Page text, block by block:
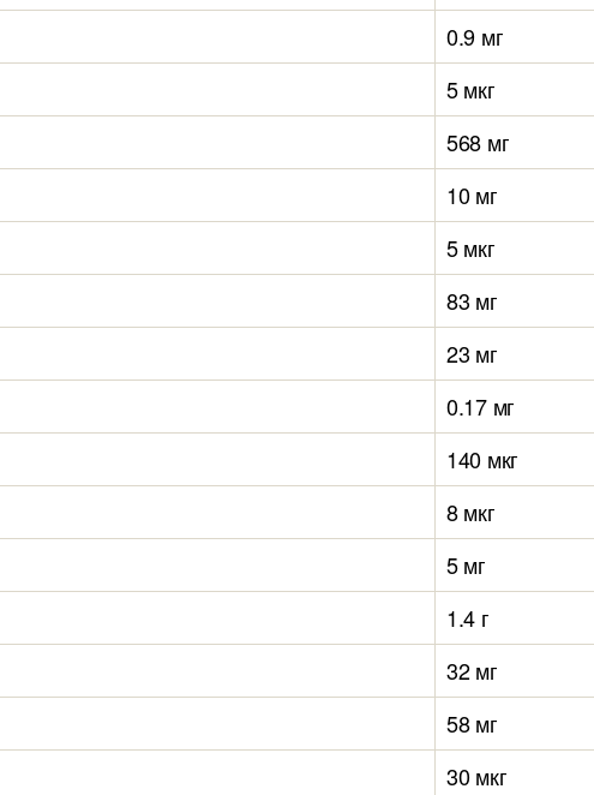
0.9 мг
5 мкг
568 мг
10 мг
5 мкг
83 мг
23 мг
0.17 мг
140 мкг
8 мкг
5 мг
1.4 г
32 мг
58 мг
30 мкг